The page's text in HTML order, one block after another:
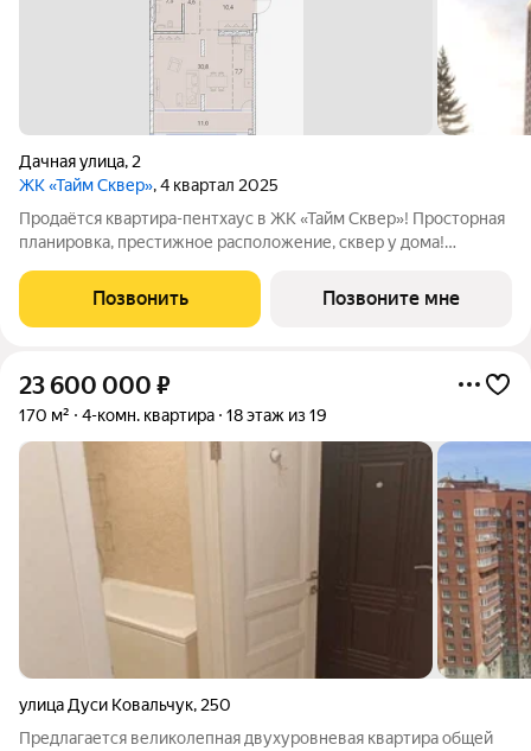
Дачная улица, 2
ЖК «Тайм Сквер», 4 квартал 2025
Продаётся квартира-пентхаус в ЖК «Тайм Сквер»! Просторная
планировка, престижное расположение, сквер у дома!
быстром расчёте! Оцените преимущества квартиры: Площадь
Позвонить Позвоните мне
23 600 000 ₽
170 м² 4-комн. квартира 18 этаж из 19
улица Дуси Ковальчук, 250
Предлагается великолепная двухуровневая квартира общей